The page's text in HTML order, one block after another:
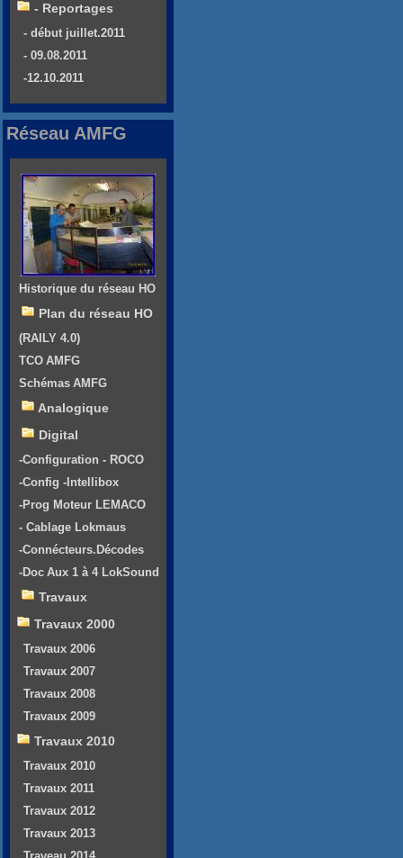
- Reportages
- début juillet.2011
- 09.08.2011
-12.10.2011
Réseau AMFG
Historique du réseau HO
Plan du réseau HO
(RAILY 4.0)
TCO AMFG
Schémas AMFG
Analogique
Digital
-Configuration - ROCO
-Config -Intellibox
-Prog Moteur LEMACO
- Cablage Lokmaus
-Connécteurs.Décodes
-Doc Aux 1 à 4 LokSound
Travaux
Travaux 2000
Travaux 2006
Travaux 2007
Travaux 2008
Travaux 2009
Travaux 2010
Travaux 2010
Travaux 2011
Travaux 2012
Travaux 2013